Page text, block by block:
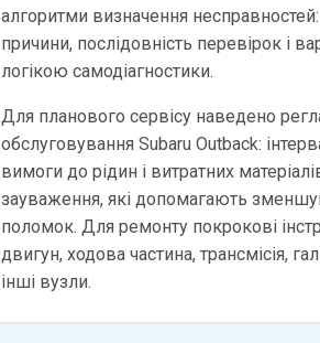
алгоритми визначення
причини, послідовність перевірок і
логікою самодіагностики.
Для планового сервісу наведено
обслуговування Subaru Outback:
вимоги до рідин і витратних
зауваження, які допомагають
поломок. Для ремонту покрокові
двигун, ходова частина, трансмісія,
інші вузли.